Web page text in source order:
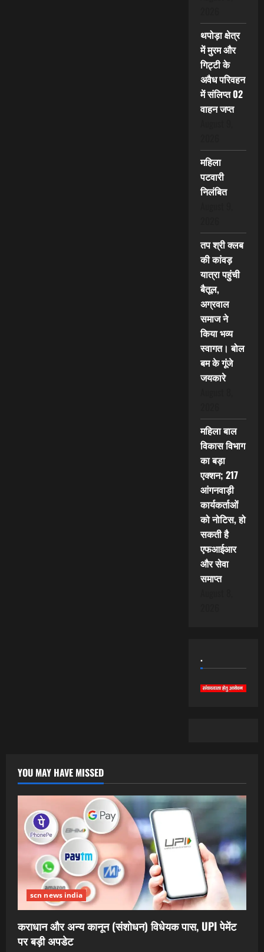
थपोड़ा क्षेत्र
में मुरम और
गिट्टी के
अवैध परिवहन
में संलिप्त 02
वाहन जप्त
महिला
पटवारी
निलंबित
तप श्री क्लब
की कांवड़
यात्रा पहुंची
बैतूल,
अग्रवाल
समाज ने
किया भव्य
स्वागत। बोल
बम के गूंजे
जयकारे
महिला बाल
विकास विभाग
का बड़ा
एक्शन; 217
आंगनवाड़ी
कार्यकर्ताओं
को नोटिस, हो
सकती है
एफआईआर
और सेवा
समाप्त
.
YOU MAY HAVE MISSED
scn news india
कराधान और अन्य कानून (संशोधन) विधेयक पास, UPI पेमेंट
पर बड़ी अपडेट